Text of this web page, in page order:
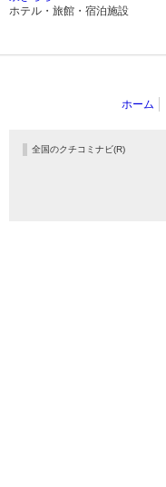
ホテル・旅館・宿泊施設
ホーム
全国のクチコミナビ(R)